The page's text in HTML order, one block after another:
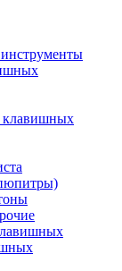
клавишных